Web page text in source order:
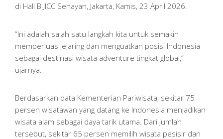
di Hall B JICC Senayan, Jakarta, Kamis, 23 April 2026.
“Ini adalah salah satu langkah kita untuk semakin
memperluas jejaring dan menguatkan posisi Indonesia
sebagai destinasi wisata adventure tingkat global,”
ujarnya.
Berdasarkan data Kementerian Pariwisata, sekitar 75
persen wisatawan yang datang ke Indonesia menjadikan
wisata alam sebagai daya tarik utama. Dari jumlah
tersebut, sekitar 65 persen memilih wisata pesisir dan